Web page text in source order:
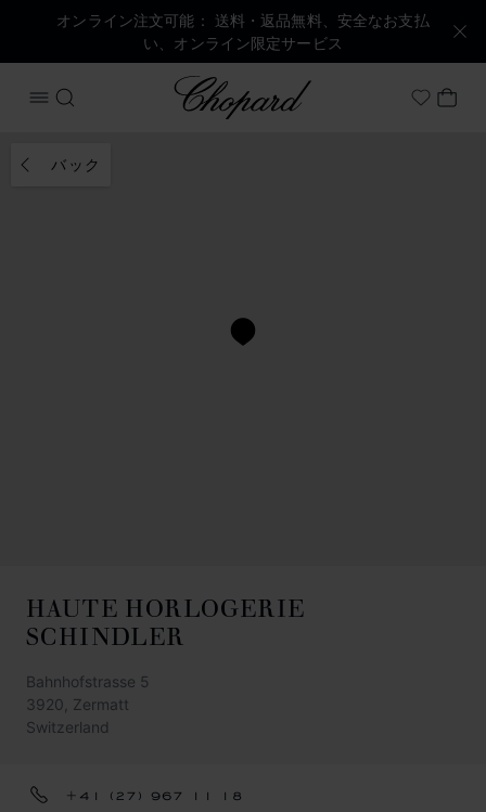
オンライン注文可能： 送料・返品無料、安全なお支払
い、オンライン限定サービス
メニューを開く
検索する
Chopard
Myマ
バック
HAUTE HORLOGERIE
SCHINDLER
Bahnhofstrasse 5
3920, Zermatt
Switzerland
+41 (27) 967 11 18